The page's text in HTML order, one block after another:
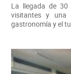
La llegada de 30
visitantes y una
gastronomía y el